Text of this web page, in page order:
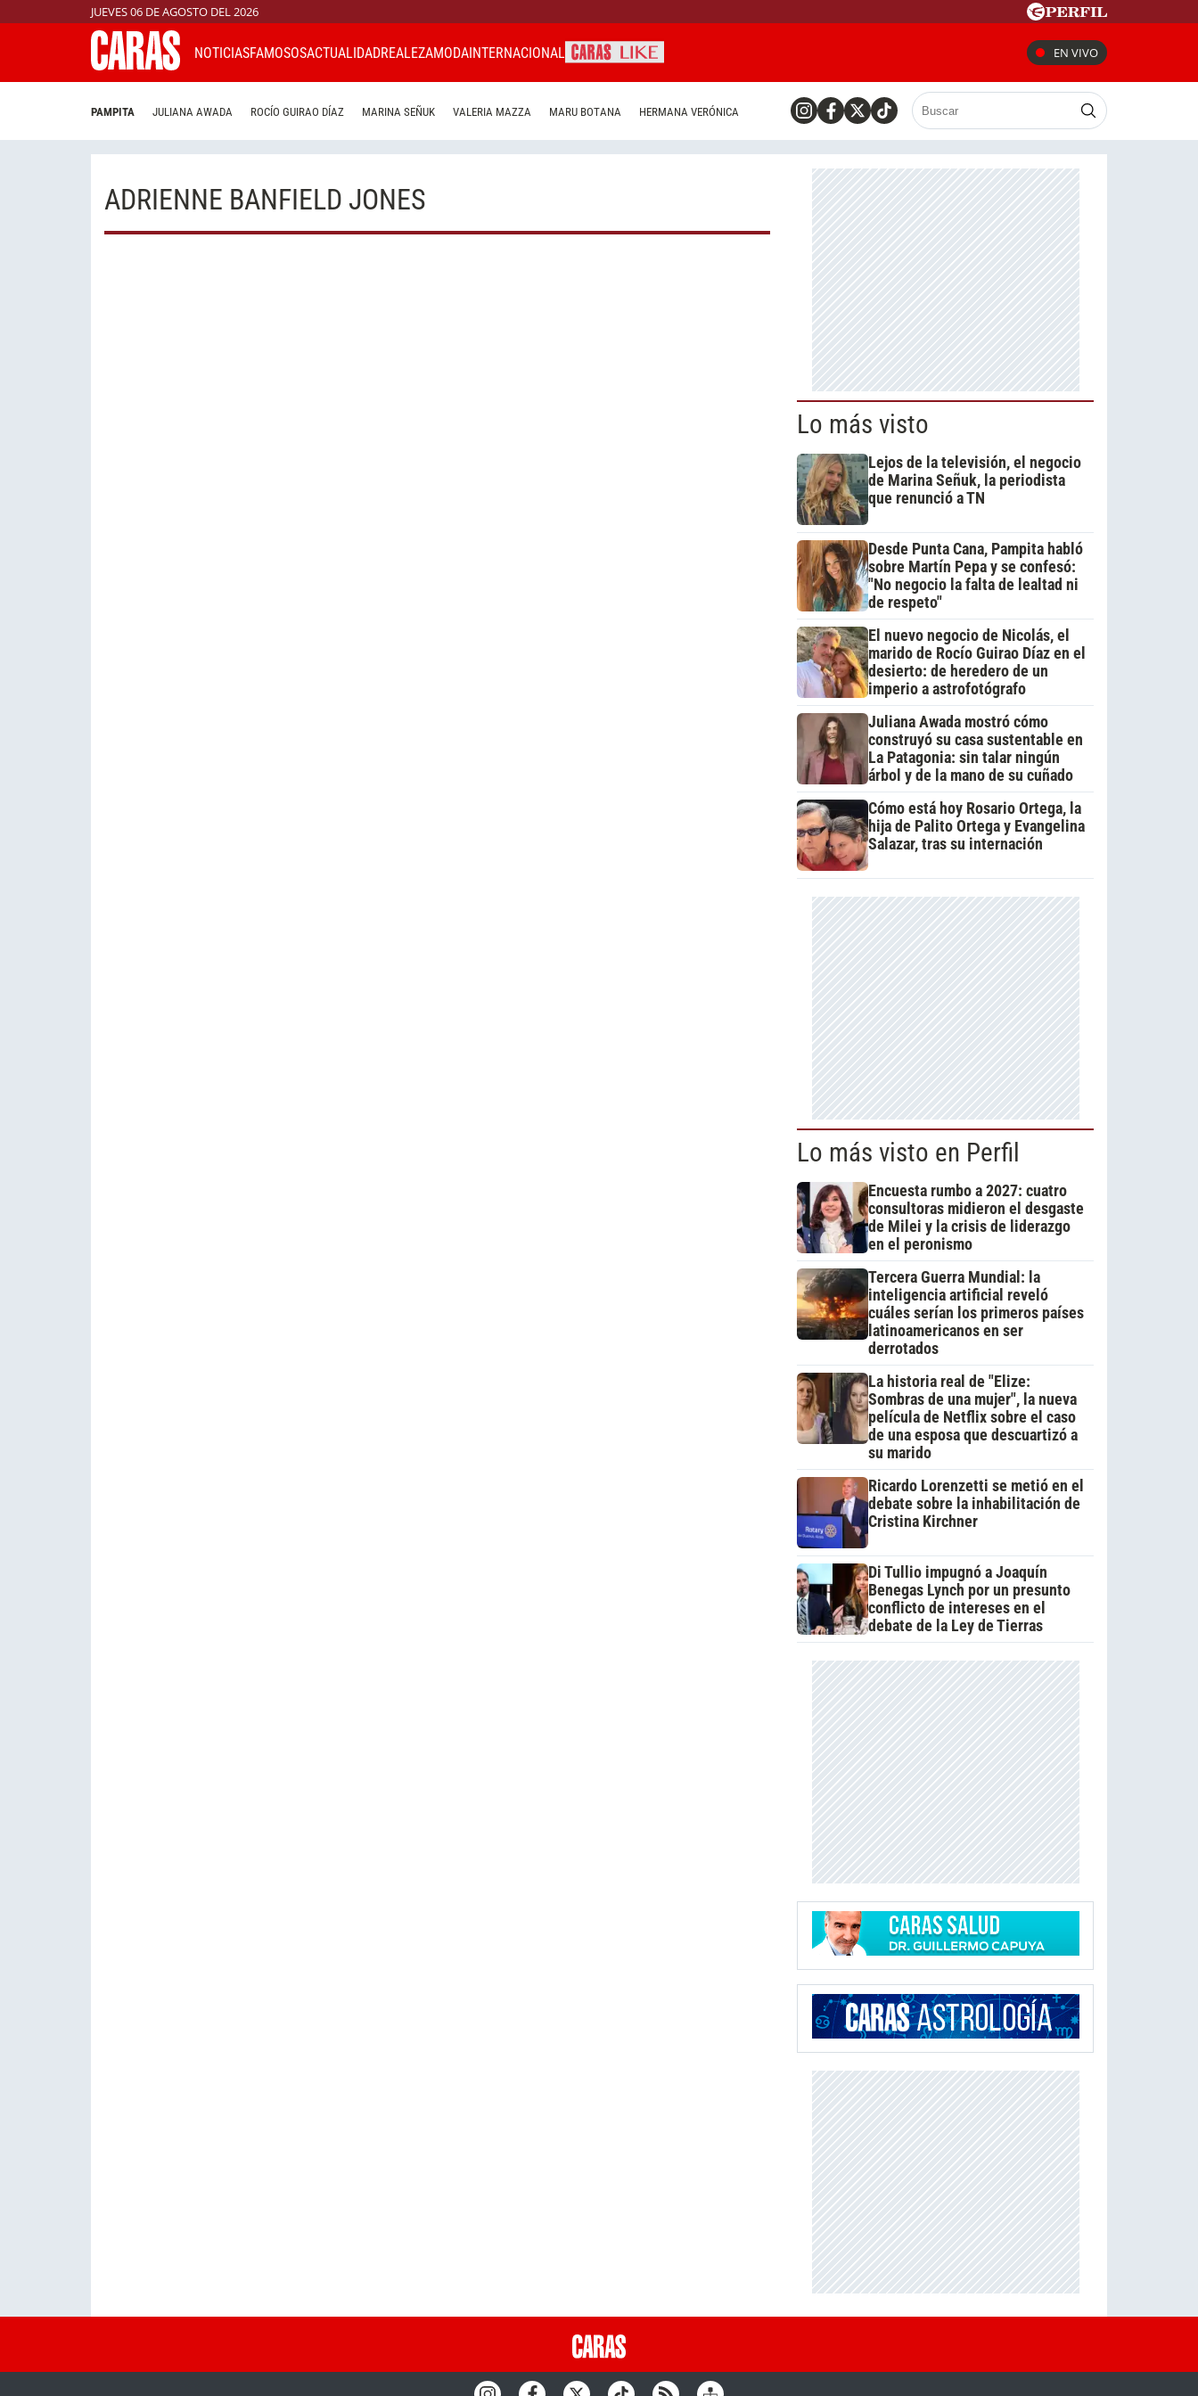
JUEVES 06 DE AGOSTO DEL 2026
NOTICIASFAMOSOSACTUALIDADREALEZAMODAINTERNACIONAL EN VIVO
PAMPITA JULIANA AWADA ROCÍO GUIRAO DÍAZ MARINA SEÑUK VALERIA MAZZA MARU BOTANA HERMANA VERÓNICA
ADRIENNE BANFIELD JONES
Lo más visto
Lejos de la televisión, el negocio
de Marina Señuk, la periodista
que renunció a TN
Desde Punta Cana, Pampita habló
sobre Martín Pepa y se confesó:
"No negocio la falta de lealtad ni
de respeto"
El nuevo negocio de Nicolás, el
marido de Rocío Guirao Díaz en el
desierto: de heredero de un
imperio a astrofotógrafo
Juliana Awada mostró cómo
construyó su casa sustentable en
La Patagonia: sin talar ningún
árbol y de la mano de su cuñado
Cómo está hoy Rosario Ortega, la
hija de Palito Ortega y Evangelina
Salazar, tras su internación
Lo más visto en Perfil
Encuesta rumbo a 2027: cuatro
consultoras midieron el desgaste
de Milei y la crisis de liderazgo
en el peronismo
Tercera Guerra Mundial: la
inteligencia artificial reveló
cuáles serían los primeros países
latinoamericanos en ser
derrotados
La historia real de "Elize:
Sombras de una mujer", la nueva
película de Netflix sobre el caso
de una esposa que descuartizó a
su marido
Ricardo Lorenzetti se metió en el
debate sobre la inhabilitación de
Cristina Kirchner
Di Tullio impugnó a Joaquín
Benegas Lynch por un presunto
conflicto de intereses en el
debate de la Ley de Tierras